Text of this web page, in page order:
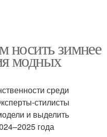
носить зимнее
модных
среди
стилисты
и выделить
года